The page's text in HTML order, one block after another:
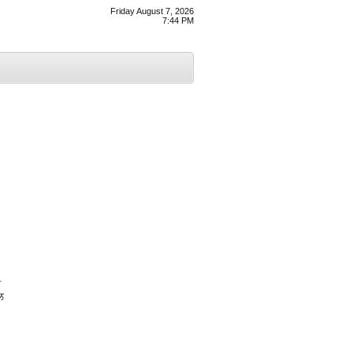
Friday August 7, 2026
7:44 PM